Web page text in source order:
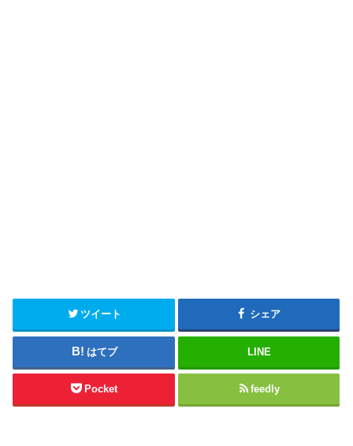
ツイート シェア
はてブ LINE
Pocket feedly